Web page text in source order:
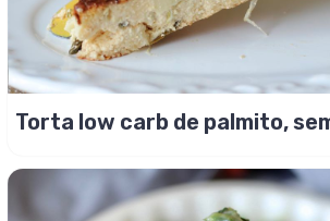
Torta low carb de palmito,